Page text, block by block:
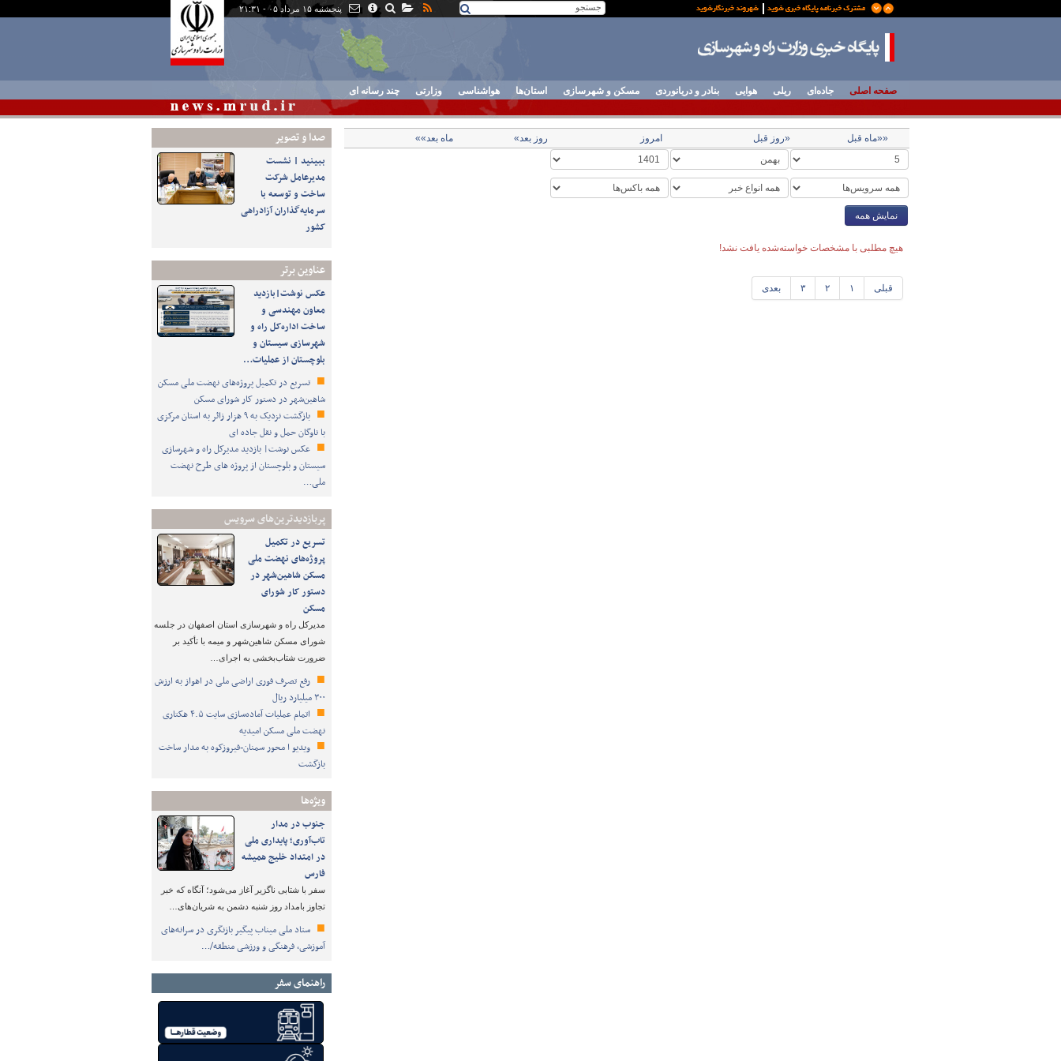
پنجشنبه ۱۵ مرداد ۰۵ - ۲۱:۳۱
صفحه اصلی جاده‌ای ریلی هوایی بنادر و دریانوردی مسکن و شهرسازی استان‌ها هواشناسی وزارتی چند رسانه ای
صدا و تصوير
ببینید | نشست
مدیرعامل شرکت
ساخت و توسعه با
سرمایه‌گذاران آزادراهی
کشور
عناوین برتر
عکس نوشت|بازدید
معاون مهندسی و
ساخت اداره‌کل راه و
شهرسازی سیستان و
بلوچستان از عملیات…
تسریع در تکمیل پروژه‌های نهضت ملی مسکن
شاهین‌شهر در دستور کار شورای مسکن
بازگشت نزدیک به ۹ هزار زائر به استان مرکزی
با ناوگان حمل و نقل جاده ای
عکس نوشت| بازدید مدیرکل راه و شهرسازی
سیستان و بلوچستان از پروژه های طرح نهضت
ملی…
پربازدیدترین‌های سرویس
تسریع در تکمیل
پروژه‌های نهضت ملی
مسکن شاهین‌شهر در
دستور کار شورای
مسکن
مدیرکل راه و شهرسازی استان اصفهان در جلسه
شورای مسکن شاهین‌شهر و میمه با تأکید بر
ضرورت شتاب‌بخشی به اجرای…
رفع تصرف فوری اراضی ملی در اهواز به ارزش
۳۰۰ میلیارد ریال
اتمام عملیات آماده‌سازی سایت ۴.۵ هکتاری
نهضت ملی مسکن امیدیه
ویدیو ا محور سمنان-فیروزکوه به مدار ساخت
بازگشت
ویژه‌ها
جنوب در مدار
تاب‌آوری؛ پایداری ملی
در امتداد خلیج همیشه
فارس
سفر با شتابی ناگزیر آغاز می‌شود؛ آنگاه که خبر
تجاوز بامداد روز شنبه دشمن به شریان‌های…
ستاد ملی میناب پیگیر بازنگری در سرانه‌های
آموزشی، فرهنگی و ورزشی منطقه/…
راهنمای سفر
««ماه قبل «روز قبل امروز روز بعد» ماه بعد»»
نمایش همه
هیچ مطلبی با مشخصات خواسته‌شده یافت نشد!
قبلی ۱ ۲ ۳ بعدی